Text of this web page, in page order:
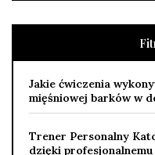
Jakie ćwiczenia
mięśniowej barków w
Trener Personalny
dzięki